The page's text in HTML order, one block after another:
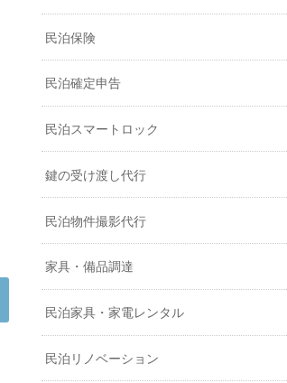
民泊保険
民泊確定申告
民泊スマートロック
鍵の受け渡し代行
民泊物件撮影代行
家具・備品調達
民泊家具・家電レンタル
民泊リノベーション